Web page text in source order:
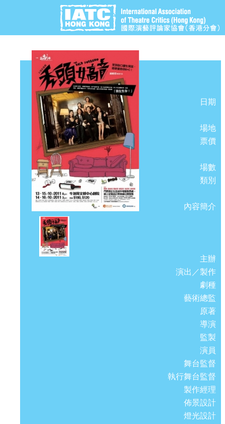
日期
場地
票價
場數
類別
內容簡介
主辦
演出／製作
劇種
藝術總監
原著
導演
監製
演員
舞台監督
執行舞台監督
製作經理
佈景設計
燈光設計